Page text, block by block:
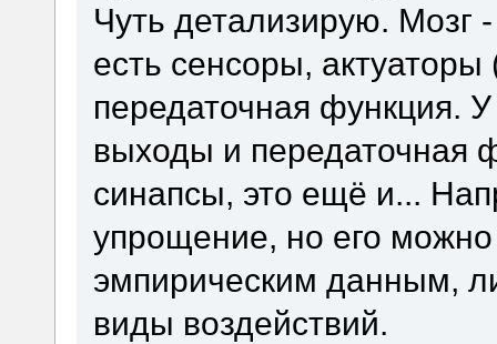
Чуть детализирую. Мозг
есть сенсоры,
передаточная функция.
выходы и передаточная
синапсы, это ещё и...
упрощение, но его
эмпирическим данным,
виды воздействий.